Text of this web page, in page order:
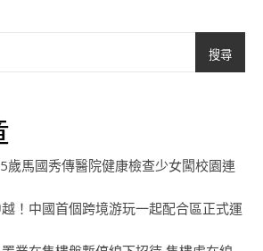
搜尋
歲馬國秀傳醫院健康檢查少女闖校園連
！中國首個跨境游玩一起配合區正式運